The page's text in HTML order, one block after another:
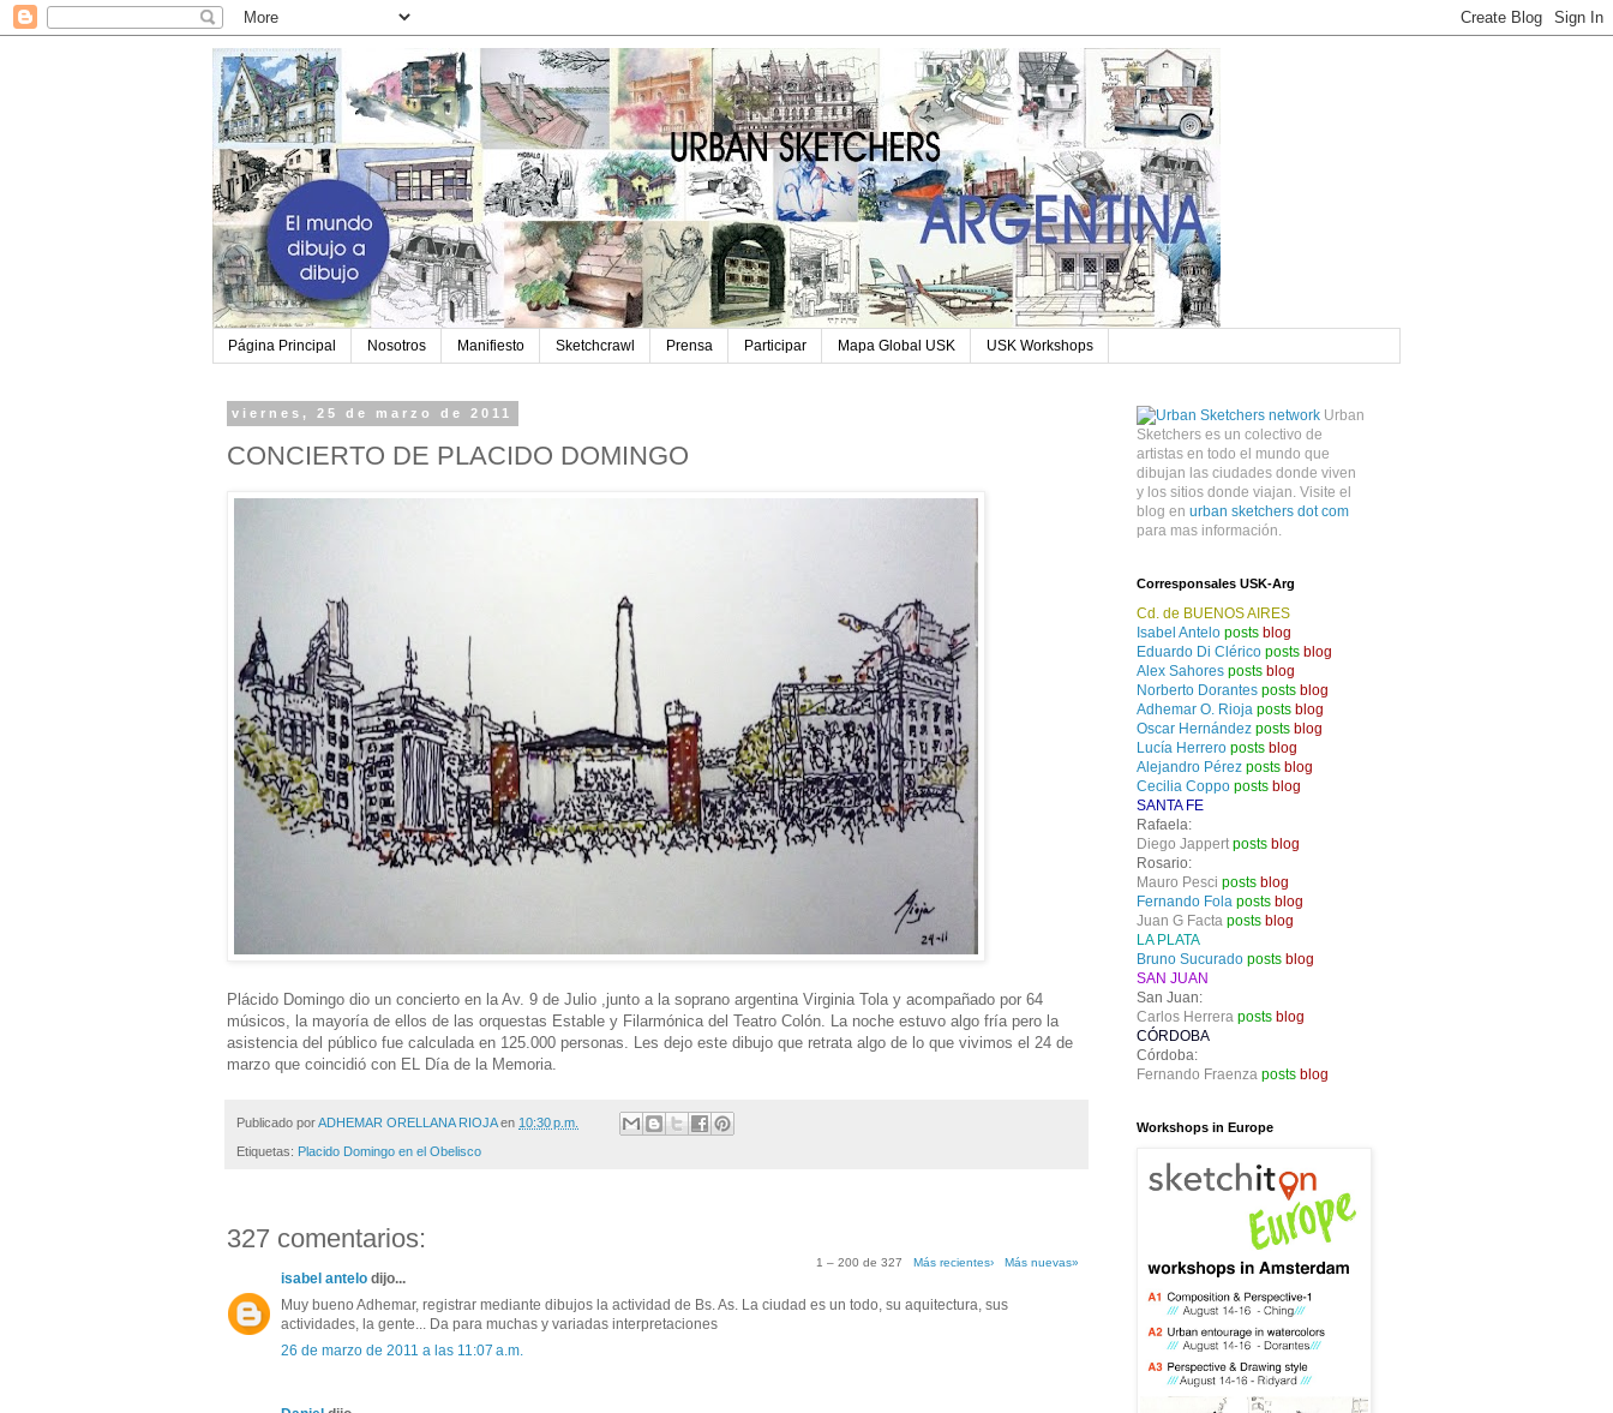
Página Principal Nosotros Manifiesto Sketchcrawl Prensa Participar Mapa Global USK USK Workshops
viernes, 25 de marzo de 2011
CONCIERTO DE PLACIDO DOMINGO
Plácido Domingo dio un concierto en la Av. 9 de Julio ,junto a la soprano argentina Virginia Tola y acompañado por 64
músicos, la mayoría de ellos de las orquestas Estable y Filarmónica del Teatro Colón. La noche estuvo algo fría pero la
asistencia del público fue calculada en 125.000 personas. Les dejo este dibujo que retrata algo de lo que vivimos el 24 de
marzo que coincidió con EL Día de la Memoria.
Publicado porADHEMAR ORELLANA RIOJA en 10:30 p.m.
Etiquetas: Placido Domingo en el Obelisco
327 comentarios:
1 – 200 de 327 Más recientes› Más nuevas»
isabel antelo dijo...
Muy bueno Adhemar, registrar mediante dibujos la actividad de Bs. As. La ciudad es un todo, su aquitectura, sus
actividades, la gente... Da para muchas y variadas interpretaciones
26 de marzo de 2011 a las 11:07 a.m.
Urban
Sketchers es un colectivo de
artistas en todo el mundo que
dibujan las ciudades donde viven
y los sitios donde viajan. Visite el
blog en urban sketchers dot com
para mas información.
Corresponsales USK-Arg
Cd. de BUENOS AIRES
Isabel Antelo posts blog
Eduardo Di Clérico posts blog
Alex Sahores posts blog
Norberto Dorantes posts blog
Adhemar O. Rioja posts blog
Oscar Hernández posts blog
Lucía Herrero posts blog
Alejandro Pérez posts blog
Cecilia Coppo posts blog
SANTA FE
Rafaela:
Diego Jappert posts blog
Rosario:
Mauro Pesci posts blog
Fernando Fola posts blog
Juan G Facta posts blog
LA PLATA
Bruno Sucurado posts blog
SAN JUAN
San Juan:
Carlos Herrera posts blog
CÓRDOBA
Córdoba:
Fernando Fraenza posts blog
Workshops in Europe